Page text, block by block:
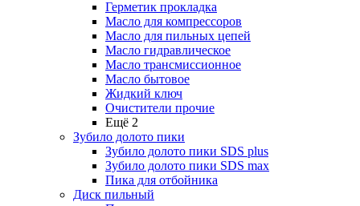
Герметик прокладка
Масло для компрессоров
Масло для пильных цепей
Масло гидравлическое
Масло трансмиссионное
Масло бытовое
Жидкий ключ
Очистители прочие
Ещё 2
Зубило долото пики
Зубило долото пики SDS plus
Зубило долото пики SDS max
Пика для отбойника
Диск пильный